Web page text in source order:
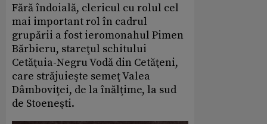
Fără îndoială, clericul cu rolul cel
mai important rol în cadrul
grupării a fost ieromonahul Pimen
Bărbieru, stareţul schitului
Cetăţuia-Negru Vodă din Cetăţeni,
care străjuieşte semeţ Valea
Dâmboviţei, de la înălţime, la sud
de Stoeneşti.